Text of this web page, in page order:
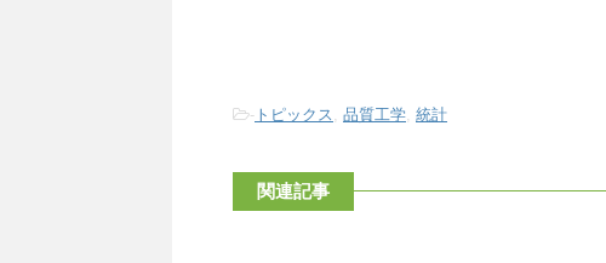
- トピックス, 品質工学, 統計
関連記事